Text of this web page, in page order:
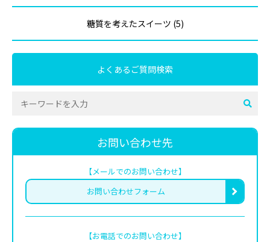
糖質を考えたスイーツ (5)
よくあるご質問検索
お問い合わせ先
【メールでのお問い合わせ】
お問い合わせフォーム
【お電話でのお問い合わせ】